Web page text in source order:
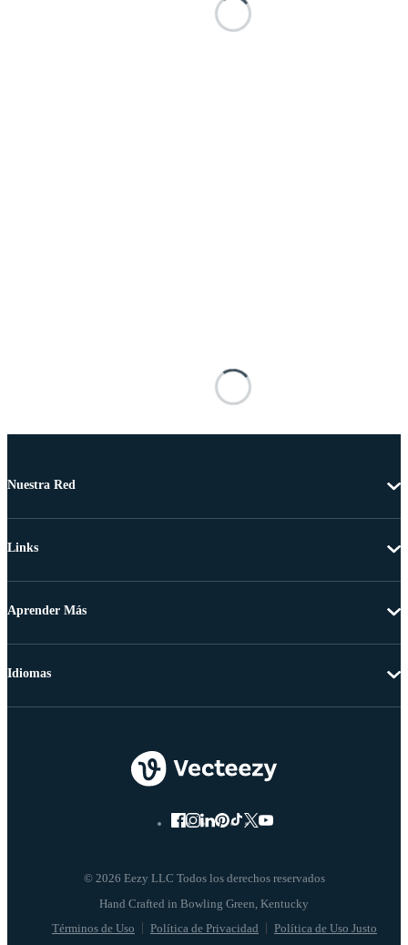
Nuestra Red
Links
Aprender Más
© 2026 Eezy LLC Todos los derechos reservados
Términos de Uso Política de Privacidad Política de Uso Justo
Idiomas